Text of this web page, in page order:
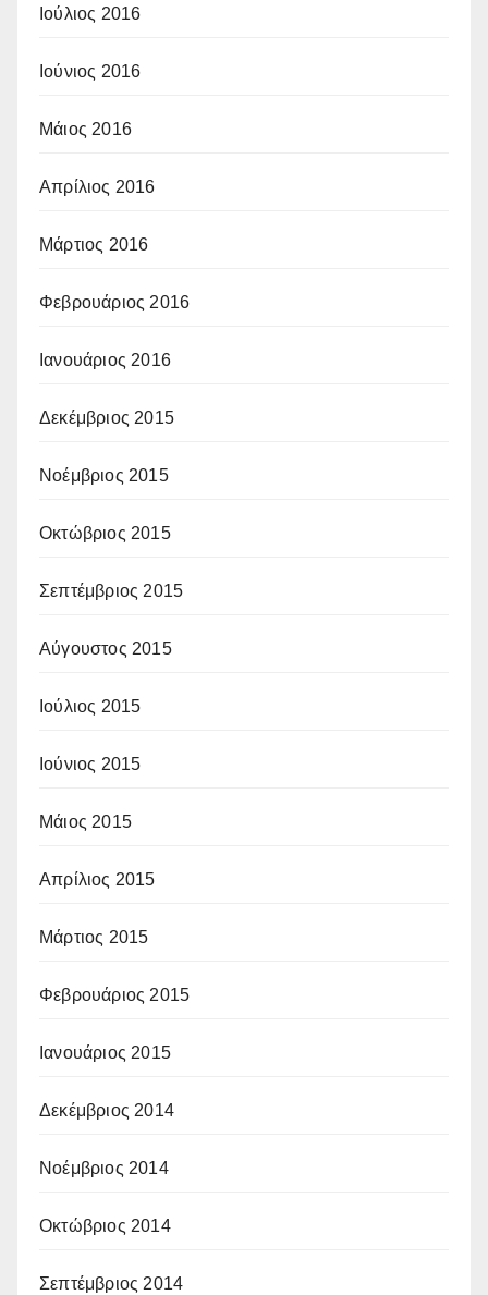
Ιούλιος 2016
Ιούνιος 2016
Μάιος 2016
Απρίλιος 2016
Μάρτιος 2016
Φεβρουάριος 2016
Ιανουάριος 2016
Δεκέμβριος 2015
Νοέμβριος 2015
Οκτώβριος 2015
Σεπτέμβριος 2015
Αύγουστος 2015
Ιούλιος 2015
Ιούνιος 2015
Μάιος 2015
Απρίλιος 2015
Μάρτιος 2015
Φεβρουάριος 2015
Ιανουάριος 2015
Δεκέμβριος 2014
Νοέμβριος 2014
Οκτώβριος 2014
Σεπτέμβριος 2014